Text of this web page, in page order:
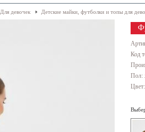
Для девочек Детские майки, футболки и топы для
Код
Пол: